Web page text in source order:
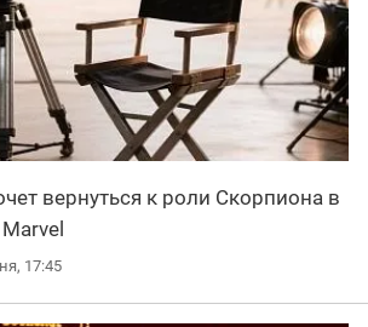
вернуться к роли Скорпиона в
17:45